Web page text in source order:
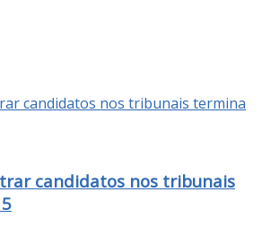
candidatos nos tribunais